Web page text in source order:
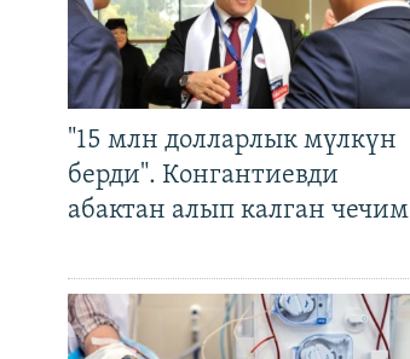
"15 млн долларлык мүлкүн
берди". Конгантиевди
абактан алып калган чечим